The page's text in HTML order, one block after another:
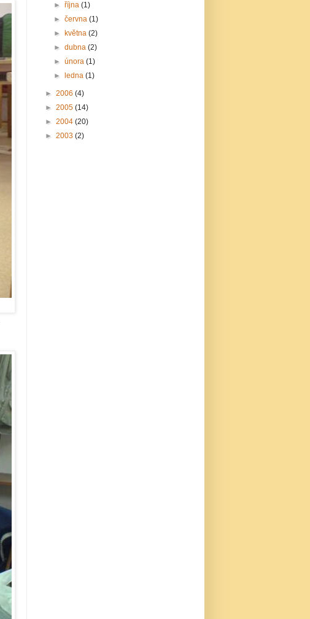
►října(1)
►června(1)
►
května(2)
►dubna(2)
►února(1)
►
ledna(1)
► 2006 (4)
► 2005 (14)
► 2004 (20)
► 2003 (2)